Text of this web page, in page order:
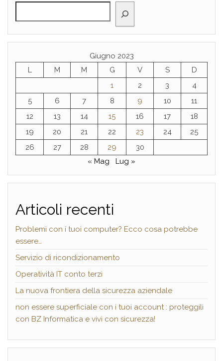
Giugno 2023
L
M M G V S
D
1
2 3
4
5
6 7 8 9 10
11
12
13 14 15 16 17
18
19
20 21 22 23 24
25
26
27 28 29
30
« Mag
Lug »
Articoli recenti
Problemi con i tuoi computer? Ecco cosa potrebbe
essere…
Servizio di ricondizionamento
Operatività IT conto terzi
La nuova frontiera della sicurezza aziendale
non essere superficiale con i tuoi account : proteggili
con BZ Informatica e vivi con sicurezza!